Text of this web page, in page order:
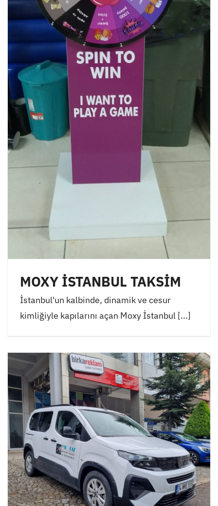
MOXY İSTANBUL TAKSİM
İstanbul'un kalbinde, dinamik ve cesur
kimliğiyle kapılarını açan Moxy İstanbul [...]